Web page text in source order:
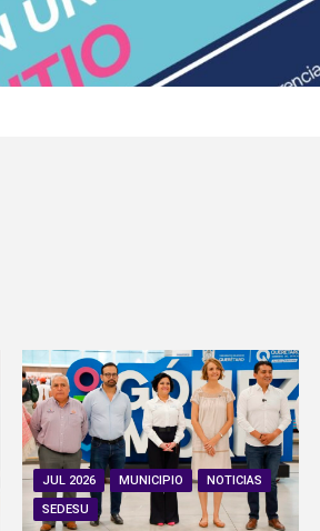
JUL 2026 MUNICIPIO
NOTICIAS
SEDESU